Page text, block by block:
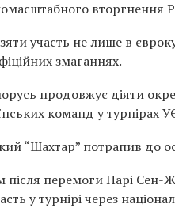
вторгнення
участь не лише в
змаганнях.
продовжує діяти
команд у турнірах
“Шахтар” потрапив до
перемогиПарі Сен-
у турнірі через